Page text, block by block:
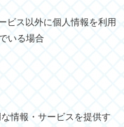
ビス以外に個人情報を利用
いる場合
情報・サービスを提供す